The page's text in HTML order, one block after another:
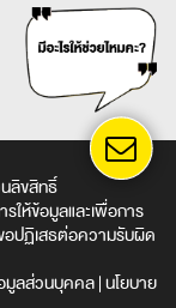
ลิขสิทธิ์
ให้ข้อมูลและเพื่อการ
อปฏิเสธต่อความรับผิด
มูลส่วนบุคคล|นโยบาย